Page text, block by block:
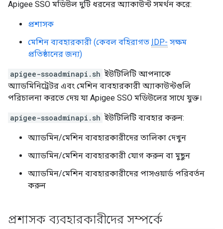
Apigee SSO মডিউল দুটি ধরনের অ্যাকাউন্ট সমর্থন করে:
প্রশাসক
মেশিন ব্যবহারকারী (কেবল বহিরাগত IDP- সক্ষম
প্রতিষ্ঠানের জন্য)
apigee-ssoadminapi.sh ইউটিলিটি আপনাকে
অ্যাডমিনিট্রেটর এবং মেশিন ব্যবহারকারী অ্যাকাউন্টগুলি
পরিচালনা করতে দেয় যা Apigee SSO মডিউলের সাথে যুক্ত।
apigee-ssoadminapi.sh ইউটিলিটি ব্যবহার করুন:
অ্যাডমিন/মেশিন ব্যবহারকারীদের তালিকা দেখুন
অ্যাডমিন/মেশিন ব্যবহারকারী যোগ করুন বা মুছুন
অ্যাডমিন/মেশিন ব্যবহারকারীদের পাসওয়ার্ড পরিবর্তন
করুন
প্রশাসক ব্যবহারকারীদের সম্পর্কে